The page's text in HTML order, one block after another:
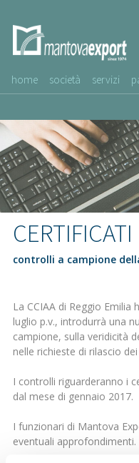
home società servizi
AZIENDE CLIENTI
NEWS
VIDEO
SERVIZIO CLIENTI
controlli a campione
La CCIAA di Reggio
luglio p.v., introdurrà una
campione, sulla veridicità
nelle richieste di rilascio
I controlli riguarderanno i
dal mese di gennaio 2017.
I funzionari di Mantova
eventuali approfondimenti.